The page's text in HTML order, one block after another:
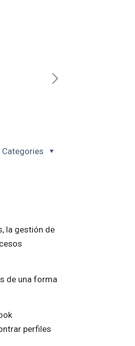
Categories
la gestión de
de una forma
perfiles